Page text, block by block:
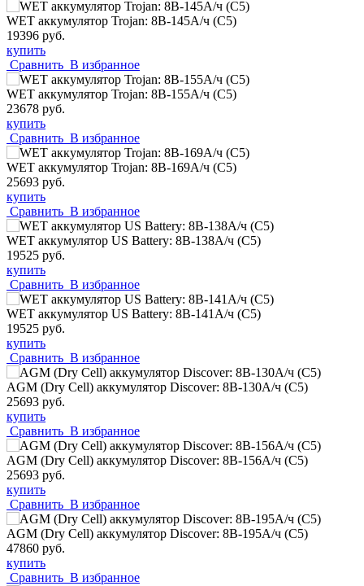
WET аккумулятор Trojan: 8В-145А/ч (С5)
19396 руб.
купить
Сравнить В избранное
WET аккумулятор Trojan: 8В-155А/ч (С5)
23678 руб.
купить
Сравнить В избранное
WET аккумулятор Trojan: 8В-169А/ч (С5)
25693 руб.
купить
Сравнить В избранное
WET аккумулятор US Battery: 8В-138А/ч (С5)
19525 руб.
купить
Сравнить В избранное
WET аккумулятор US Battery: 8В-141А/ч (С5)
19525 руб.
купить
Сравнить В избранное
AGM (Dry Cell) аккумулятор Discover: 8В-130А/ч (С5)
25693 руб.
купить
Сравнить В избранное
AGM (Dry Cell) аккумулятор Discover: 8В-156А/ч (С5)
25693 руб.
купить
Сравнить В избранное
AGM (Dry Cell) аккумулятор Discover: 8В-195А/ч (С5)
47860 руб.
купить
Сравнить В избранное